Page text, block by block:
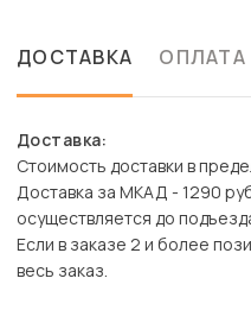
ДОСТАВКА ОПЛАТА
Доставка:
Стоимость доставки в
Доставка за МКАД - 1290
осуществляется до
Если в заказе 2 и более
весь заказ.